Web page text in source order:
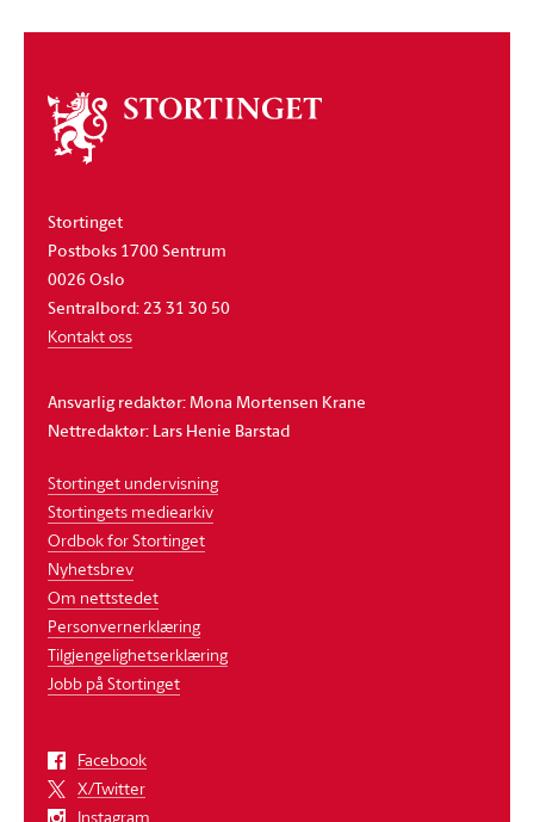
Om
stortinget
Stortinget
Postboks 1700 Sentrum
0026 Oslo
Sentralbord: 23 31 30 50
Kontakt oss
Ansvarlig redaktør: Mona Mortensen Krane
Nettredaktør: Lars Henie Barstad
Stortinget undervisning
Stortingets mediearkiv
Ordbok for Stortinget
Nyhetsbrev
Om nettstedet
Personvernerklæring
Tilgjengelighetserklæring
Jobb på Stortinget
Facebook
X/Twitter
Instagram